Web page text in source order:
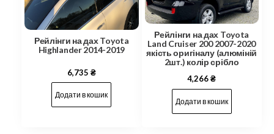
Рейлінги на дах Toyota
Highlander 2014-2019
6,735 ₴
Додати в кошик
Рейлінги на дах Toyota
Land Cruiser 200 2007-2020
якість оригіналу (алюміній
2шт.) колір срібло
4,266₴
Додати в кошик